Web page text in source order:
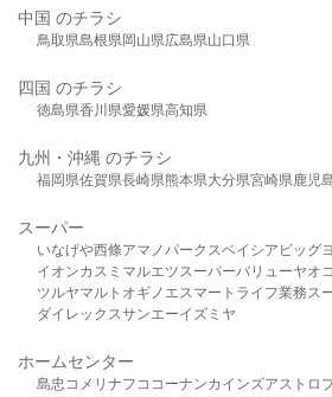
中国 のチラシ
鳥取県島根県岡山県広島県山口県
四国 のチラシ
徳島県香川県愛媛県高知県
九州・沖縄 のチラシ
福岡県佐賀県長崎県熊本県大分県宮崎県鹿児
スーパー
いなげや西條アマノパークスベイシア ビッグ
イオンカスミ マルエツスーパーバリューヤオ
ツルヤマルト オギノ エスマート ライフ業務ス
ダイレックスサンエーイズミヤ
ホームセンター
島忠 コメリ ナフコ コーナンカインズアストロ